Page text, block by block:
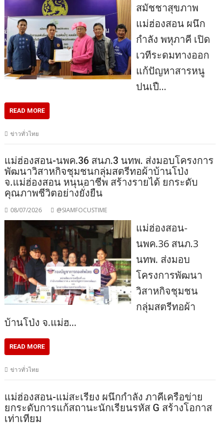
สมัชชาสุขภาพ
แม่ฮ่องสอน ผนึก
กำลัง พหุภาคี เปิด
เวทีระดมทางออก
แก้ปัญหาสารหนู
ปนเปื…
READ MORE
ข่าวทั่วไทย
แม่ฮ่องสอน-​นพค.36 สนภ.3 นทพ. ส่งมอบโครงการ
พัฒนาวิสาหกิจชุมชนกลุ่มสตรีทอผ้าบ้านโป่ง
จ.แม่ฮ่องสอน หนุนอาชีพ สร้างรายได้ ยกระดับ
คุณภาพชีวิตอย่างยั่งยืน
08/07/2026 @SIAMFOCUSTIME
แม่ฮ่องสอน-​
นพค.36 สนภ.3
นทพ. ส่งมอบ
โครงการพัฒนา
วิสาหกิจชุมชน
กลุ่มสตรีทอผ้า
บ้านโป่ง จ.แม่ฮ…
READ MORE
ข่าวทั่วไทย
แม่ฮ่องสอน-แม่สะเรียง ผนึกกำลัง ภาคีเครือข่าย
ยกระดับการแก้สถานะนักเรียนรหัส G สร้างโอกาส
เท่าเทียม